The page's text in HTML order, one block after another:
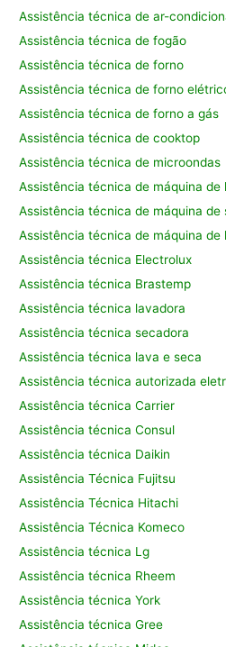
Assistência técnica de ar-
Assistência técnica de fogão
Assistência técnica de forno
Assistência técnica de forno
Assistência técnica de forno a gás
Assistência técnica de cooktop
Assistência técnica de microondas
Assistência técnica de máquina de
Assistência técnica de máquina de
Assistência técnica de máquina de
Assistência técnica Electrolux
Assistência técnica Brastemp
Assistência técnica lavadora
Assistência técnica secadora
Assistência técnica lava e seca
Assistência técnica autorizada
Assistência técnica Carrier
Assistência técnica Consul
Assistência técnica Daikin
Assistência Técnica Fujitsu
Assistência Técnica Hitachi
Assistência Técnica Komeco
Assistência técnica Lg
Assistência técnica Rheem
Assistência técnica York
Assistência técnica Gree